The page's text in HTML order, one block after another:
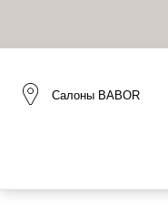
Салоны BABOR